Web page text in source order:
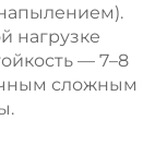
нагрузке
— 7–8
сложным